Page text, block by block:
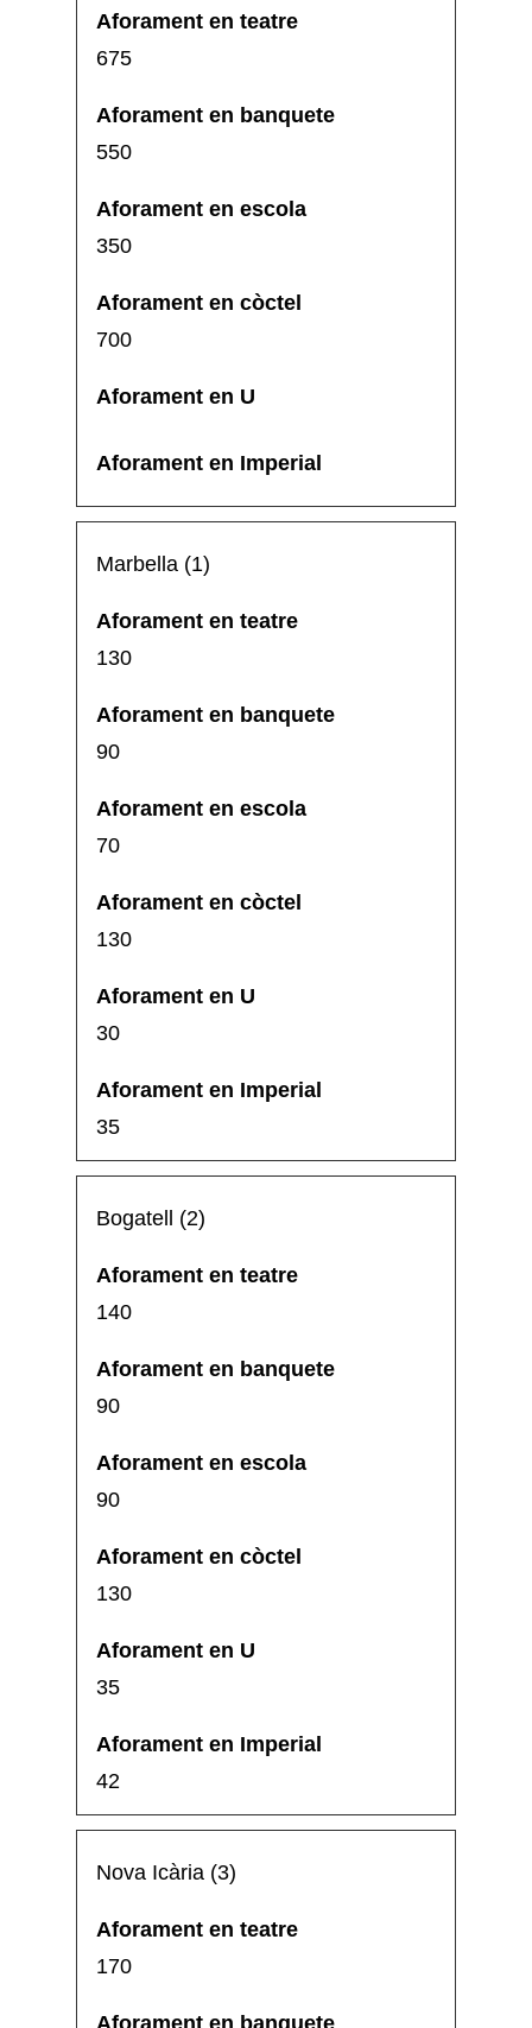
675
550
350
700
Marbella (1)
130
90
70
130
30
35
Bogatell (2)
140
90
90
130
35
42
Nova Icària (3)
170